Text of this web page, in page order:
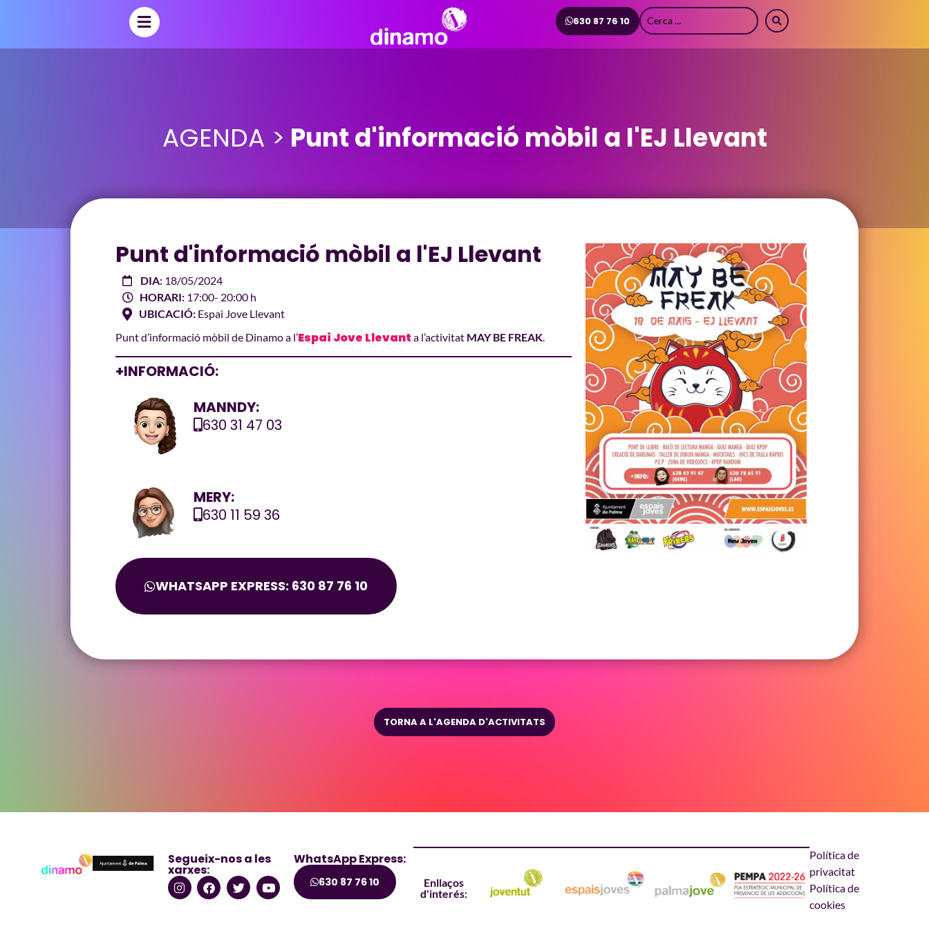
630 87 76 10
AGENDA > Punt d'informació mòbil a l'EJ Llevant
Punt d'informació mòbil a l'EJ Llevant
DIA: 18/05/2024
HORARI: 17:00- 20:00 h
UBICACIÓ: Espai Jove Llevant
Punt d’informació mòbil de Dinamo a l’Espai Jove Llevant a l’activitat MAY BE FREAK.
+INFORMACIÓ:
MANNDY:
630 31 47 03
MERY:
630 11 59 36
WHATSAPP EXPRESS: 630 87 76 10
TORNA A L'AGENDA D'ACTIVITATS
Segueix-nos a les
xarxes:
WhatsApp Express:
630 87 76 10
Enllaços
d'interés:
Política de
privacitat
Política de
cookies